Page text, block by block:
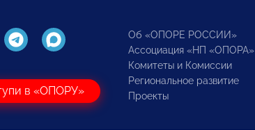
в «ОПОРУ»
Об «ОПОРЕ РОССИИ»
Ассоциация «НП «ОПОРА»
Комитеты и Комиссии
Региональное развитие
Проекты